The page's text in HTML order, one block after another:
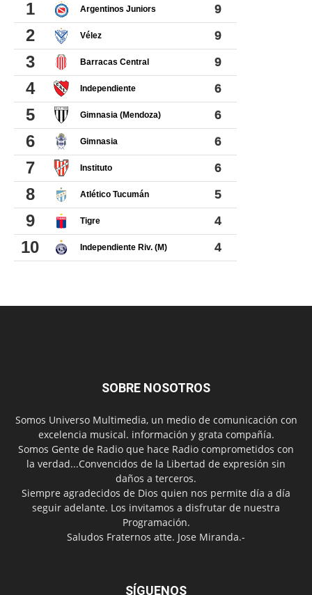
SOBRE NOSOTROS
Somos Universo Multimedia, un medio de comunicación con
excelencia musical. información y grata compañía.
Somos Gente de Radio que hace Radio comprometidos con
la verdad...Convencidos de la Libertad de expresión sin
daños a terceros.
Siempre agradecidos de Dios quien nos permite día a día
seguir adelante. Los invitamos a disfrutar de nuestra
Programación.
Saludos Fraternos atte. Jose Miranda.-
SÍGUENOS